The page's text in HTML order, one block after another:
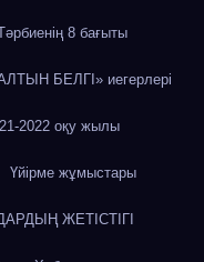
8 бағыты
БЕЛГІ» иегерлері
2022 оқу жылы
Үйірме жұмыстары
ЖЕТІСТІГІ